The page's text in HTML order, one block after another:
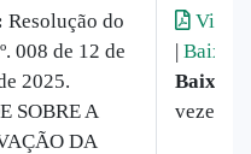
Resolução do
008 de 12 de
2025.
SOBRE A
DA
| Baixar
vezes